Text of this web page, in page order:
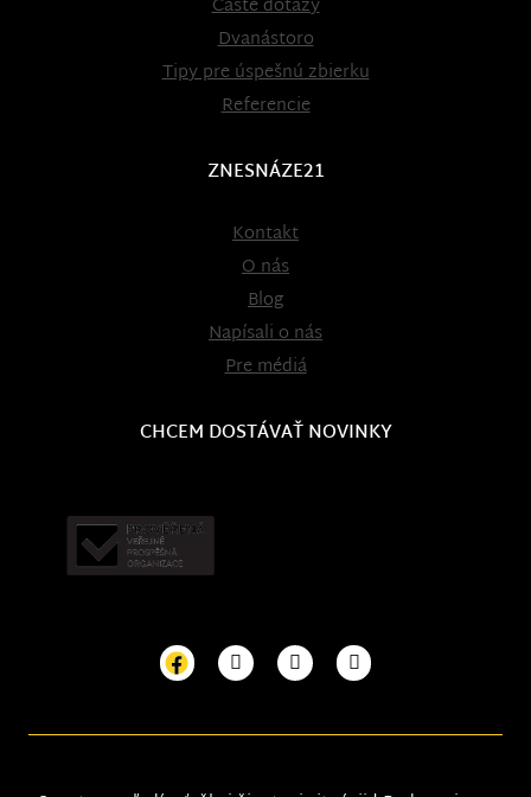
Dvanástoro
Tipy pre úspešnú zbierku
Referencie
ZNESNÁZE21
Kontakt
O nás
Blog
Napísali o nás
Pre médiá
CHCEM DOSTÁVAŤ NOVINKY